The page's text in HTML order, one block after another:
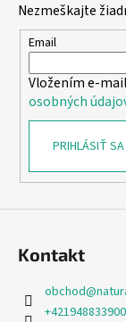
Nezmeškajte
Email
Vložením e-
osobných
PRIHLÁSIŤ SA
Kontakt
obchod@
+421948833900